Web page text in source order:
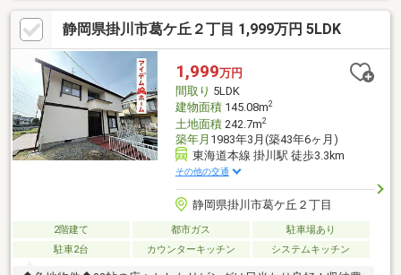
静岡県掛川市葛ケ丘２丁目 1,999万円 5LDK
1,999万円
間取り 5LDK
建物面積145.08m2
土地面積242.7m2
築年月 1983年3月(築43年6ヶ月)
東海道本線 掛川駅 徒歩3.3km
その他の交通
静岡県掛川市葛ケ丘２丁目
2階建て 都市ガス
駐車場あり
駐車2台
カウンターキッチン システムキッチン